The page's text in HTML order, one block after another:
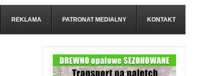
REKLAMA PATRONAT MEDIALNY KONTAKT